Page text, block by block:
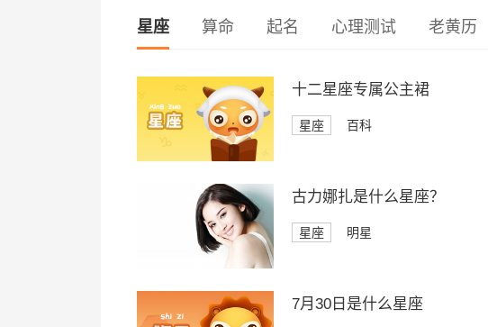
星座 算命 起名 心理测试 老黄历
十二星座专属公主裙
星座 百科
古力娜扎是什么星座？
星座 明星
7月30日是什么星座